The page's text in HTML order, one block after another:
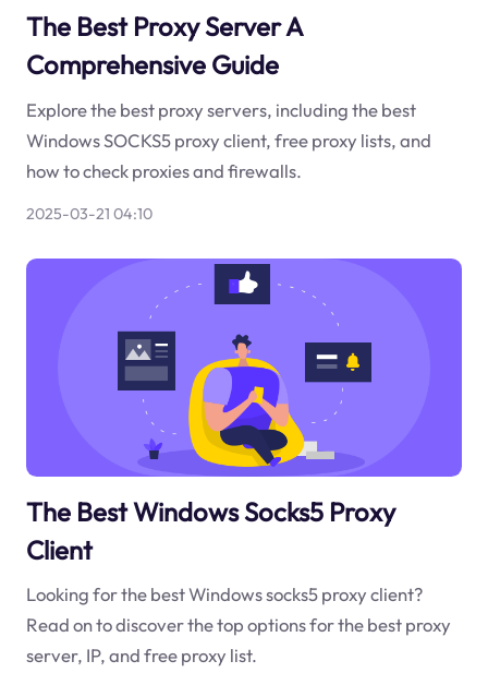
The Best Proxy Server A
Comprehensive Guide
Explore the best proxy servers, including the best
Windows SOCKS5 proxy client, free proxy lists, and
how to check proxies and firewalls.
2025-03-21 04:10
The Best Windows Socks5 Proxy
Client
Looking for the best Windows socks5 proxy client?
Read on to discover the top options for the best proxy
server, IP, and free proxy list.